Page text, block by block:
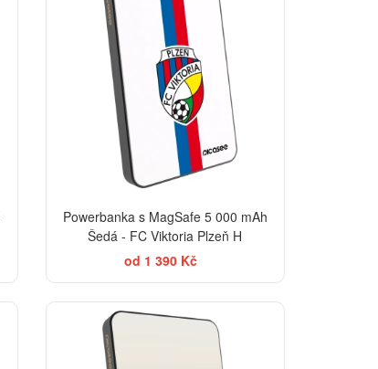
Powerbanka s MagSafe 5 000 mAh
Šedá - FC Viktoria Plzeň H
od 1 390 Kč